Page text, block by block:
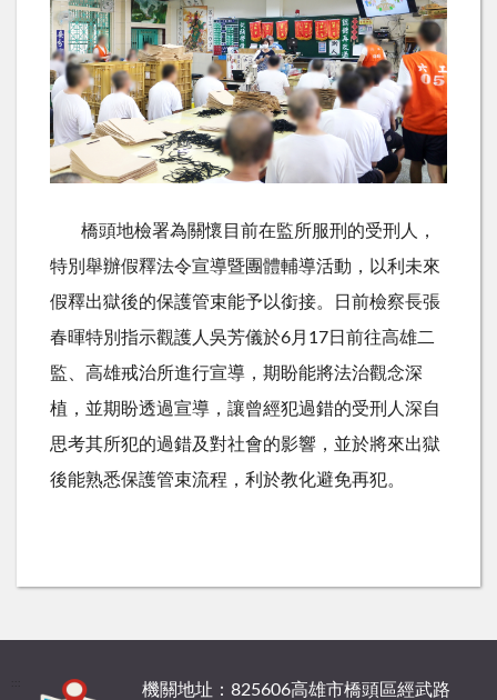
橋頭地檢署為關懷目前在監所服刑的受刑人，
特別舉辦假釋法令宣導暨團體輔導活動，以利未來
假釋出獄後的保護管束能予以銜接。日前檢察長張
春暉特別指示觀護人吳芳儀於6月17日前往高雄二
監、高雄戒治所進行宣導，期盼能將法治觀念深
植，並期盼透過宣導，讓曾經犯過錯的受刑人深自
思考其所犯的過錯及對社會的影響，並於將來出獄
後能熟悉保護管束流程，利於教化避免再犯。
機關地址：825606高雄市橋頭區經武路